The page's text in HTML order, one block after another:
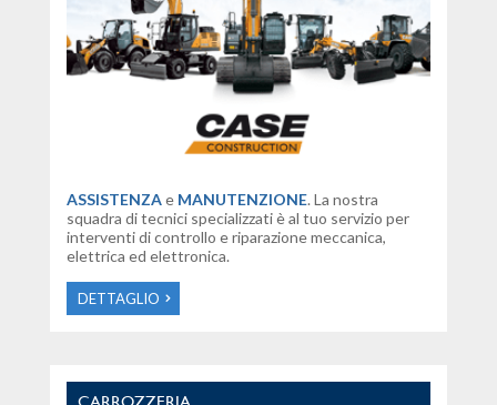
ASSISTENZAeMANUTENZIONE. La nostra
squadra di tecnici specializzati è al tuo servizio per
interventi di controllo e riparazione meccanica,
elettrica ed elettronica.
DETTAGLIO